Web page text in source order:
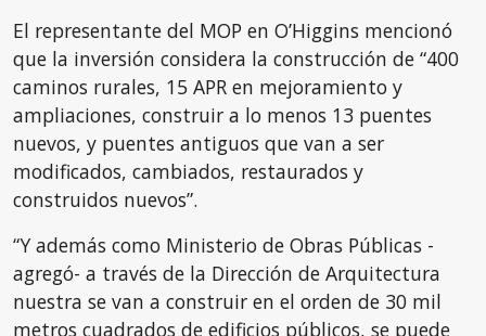
El representante del MOP en O’Higgins mencionó
que la inversión considera la construcción de “400
caminos rurales, 15 APR en mejoramiento y
ampliaciones, construir a lo menos 13 puentes
nuevos, y puentes antiguos que van a ser
modificados, cambiados, restaurados y
construidos nuevos”.
“Y además como Ministerio de Obras Públicas -
agregó- a través de la Dirección de Arquitectura
nuestra se van a construir en el orden de 30 mil
metros cuadrados de edificios públicos, se puede